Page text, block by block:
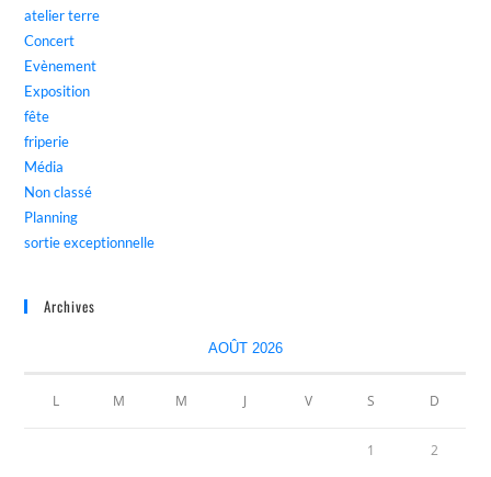
atelier terre
Concert
Evènement
Exposition
fête
friperie
Média
Non classé
Planning
sortie exceptionnelle
Archives
AOÛT 2026
L M M J V S D
1 2